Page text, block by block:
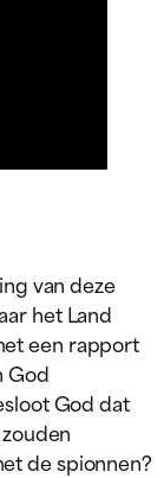
van deze
het Land
een rapport
God
God dat
de spionnen?